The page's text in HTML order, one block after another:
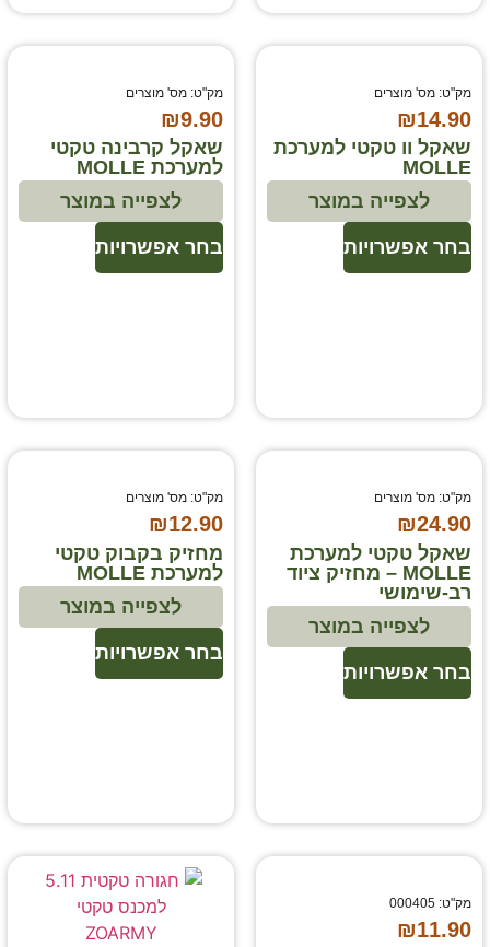
מק"ט: מס' מוצרים
₪14.90
שאקל וו טקטי למערכת
MOLLE
בחר אפשרויות
לצפייה במוצר
מק"ט: מס' מוצרים
₪9.90
שאקל קרבינה טקטי
למערכת MOLLE
בחר אפשרויות
לצפייה במוצר
מק"ט: מס' מוצרים
₪24.90
שאקל טקטי למערכת
MOLLE – מחזיק ציוד
רב-שימושי
בחר אפשרויות
לצפייה במוצר
מק"ט: מס' מוצרים
₪12.90
מחזיק בקבוק טקטי
למערכת MOLLE
בחר אפשרויות
לצפייה במוצר
מק"ט: 000405
₪11.90